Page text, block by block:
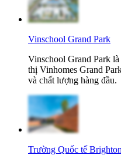
Vinschool Grand Park
Vinschool Grand Park
thị Vinhomes Grand
và chất lượng hàng đầu.
Trường Quốc tế